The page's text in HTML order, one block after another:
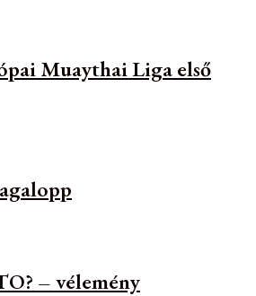
Muaythai Liga első
– vélemény